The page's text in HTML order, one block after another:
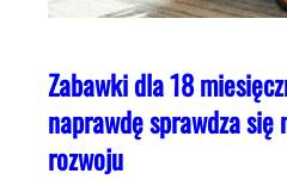
Zabawki dla 18
naprawdę sprawdza
rozwoju